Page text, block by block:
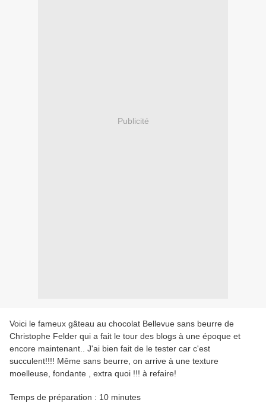
Publicité
Voici le fameux gâteau au chocolat Bellevue sans beurre de
Christophe Felder qui a fait le tour des blogs à une époque et
encore maintenant.. J'ai bien fait de le tester car c'est
succulent!!!! Même sans beurre, on arrive à une texture
moelleuse, fondante , extra quoi !!! à refaire!
Temps de préparation : 10 minutes